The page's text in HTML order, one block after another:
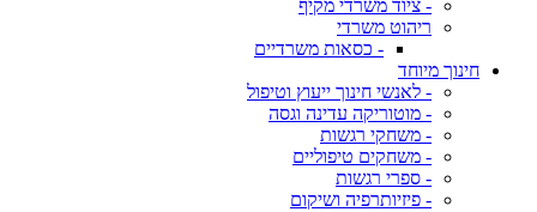
- ציוד משרדי מקיף
ריהוט משרדי
- כסאות משרדיים
חינוך מיוחד
- לאנשי חינוך ייעוץ וטיפול
- מוטוריקה עדינה וגסה
- משחקי רגשות
- משחקים טיפוליים
- ספרי רגשות
- פיזיותרפיה ושיקום